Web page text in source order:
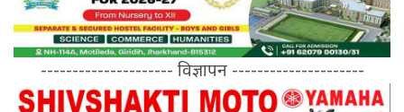
--------------------- विज्ञापन ---------------------